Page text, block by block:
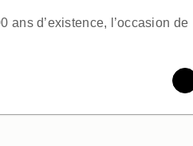
ans d’existence, l’occasion de